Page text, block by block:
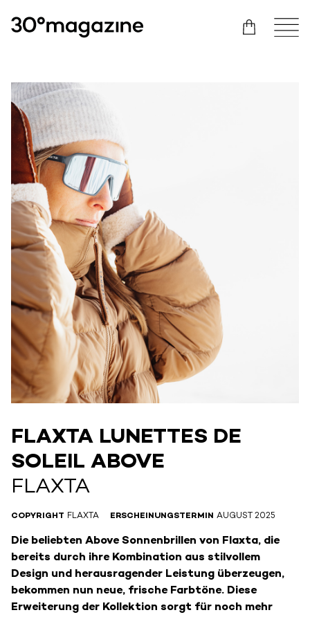
FLAXTA LUNETTES DE
SOLEIL ABOVE
FLAXTA
COPYRIGHT FLAXTA ERSCHEINUNGSTERMIN AUGUST 2025
Die beliebten Above Sonnenbrillen von Flaxta, die
bereits durch ihre Kombination aus stilvollem
Design und herausragender Leistung überzeugen,
bekommen nun neue, frische Farbtöne. Diese
Erweiterung der Kollektion sorgt für noch mehr